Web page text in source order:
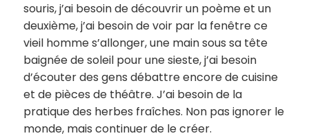
souris, j’ai besoin de découvrir un poème et un
deuxième, j’ai besoin de voir par la fenêtre ce
vieil homme s’allonger, une main sous sa tête
baignée de soleil pour une sieste, j’ai besoin
d’écouter des gens débattre encore de cuisine
et de pièces de théâtre. J’ai besoin de la
pratique des herbes fraîches. Non pas ignorer le
monde, mais continuer de le créer.